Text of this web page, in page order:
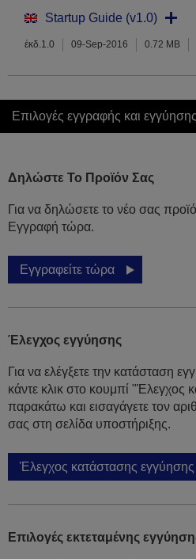
Startup Guide (v1.0)
έκδ.1.0 09-Sep-2016 0.72 MB
Επιλογές εγγραφής και εγγύησης
Δηλώστε Το Προϊόν Σας
Για να δηλώσετε το νέο σας
Εγγραφή τώρα.
Εγγραφείτε τώρα
Έλεγχος εγγύησης
Για να ελέγξετε την κατάσταση
κάντε κλικ στο κουμπί "Έλεγχος
παρακάτω και εισαγάγετε τον
σας στη σελίδα υποστήριξης.
Έλεγχος κατάστασης εγγύησης
Επιλογές εκτεταμένης